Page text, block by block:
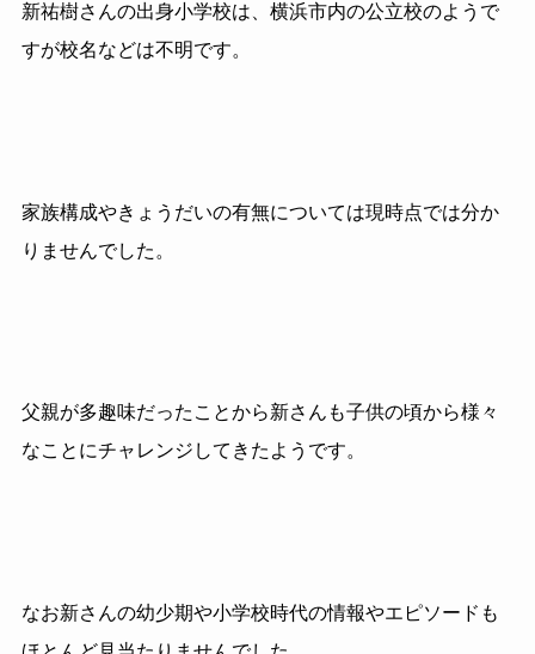
新祐樹さんの出身小学校は、横浜市内の公立校のようで
すが校名などは不明です。
家族構成やきょうだいの有無については現時点では分か
りませんでした。
父親が多趣味だったことから新さんも子供の頃から様々
なことにチャレンジしてきたようです。
なお新さんの幼少期や小学校時代の情報やエピソードも